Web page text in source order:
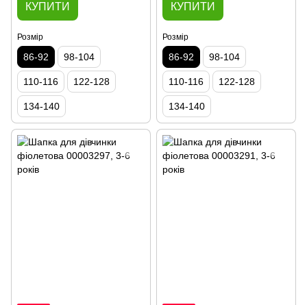
КУПИТИ
Розмір
86-92 98-104
110-116 122-128
134-140
КУПИТИ
Розмір
86-92 98-104
110-116 122-128
134-140